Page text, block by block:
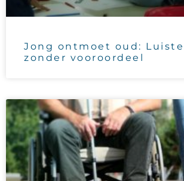
Jong ontmoet oud:
zonder vooroordeel